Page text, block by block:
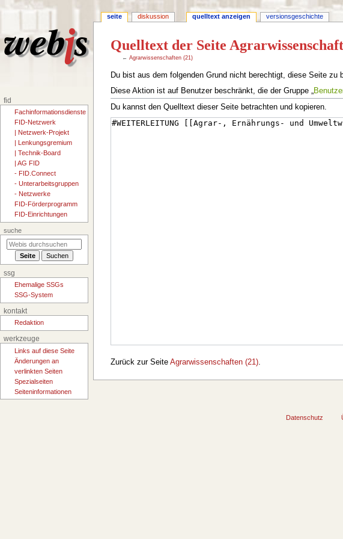
Quelltext der Seite
←Agrarwissenschaften (21)
Zur
Navigation
springen
Zur
Suche
springen
Du bist aus dem folgenden Grund nicht berechtigt, diese Seite zu
Diese Aktion ist auf Benutzer beschränkt, die der Gruppe „
Du kannst den Quelltext dieser Seite betrachten und kopieren.
Zurück zur Seite Agrarwissenschaften (21).
seite diskussion quelltext anzeigen versionsgeschichte
fid
Fachinformationsdienste
FID-Netzwerk
| Netzwerk-Projekt
| Lenkungsgremium
| Technik-Board
| AG FID
- FID.Connect
- Unterarbeitsgruppen
- Netzwerke
FID-Förderprogramm
FID-Einrichtungen
suche
ssg
Ehemalige SSGs
SSG-System
kontakt
Redaktion
werkzeuge
Links auf diese Seite
Änderungen an
verlinkten Seiten
Spezialseiten
Seiten­­informationen
Datenschutz